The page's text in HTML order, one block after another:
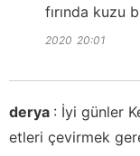
fırında kuzu
2020 20:01
derya : İyi günler
etleri çevirmek